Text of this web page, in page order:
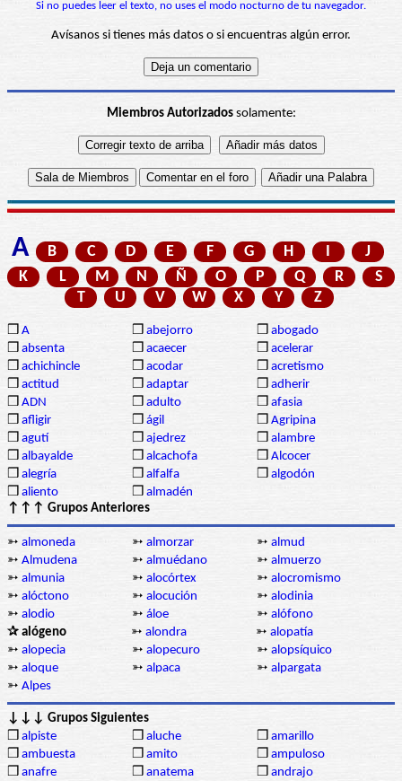
Si no puedes leer el texto, no uses el modo nocturno de tu navegador.
Avísanos si tienes más datos o si encuentras algún error.
Miembros Autorizadossolamente:
A B C D E F G H I
J
K
L M N Ñ O P Q R
S
T
U V W X Y Z
❒ A ❒ abejorro ❒ abogado
❒ absenta ❒ acaecer ❒ acelerar
❒ achichincle ❒ acodar ❒ acretismo
❒ actitud ❒ adaptar ❒ adherir
❒ ADN ❒ adulto ❒ afasia
❒ afligir ❒ ágil ❒ Agripina
❒ agutí ❒ ajedrez ❒ alambre
❒ albayalde ❒ alcachofa ❒ Alcocer
❒ alegría ❒ alfalfa ❒ algodón
❒ aliento ❒ almadén
↑↑↑ Grupos Anteriores
➳ almoneda ➳ almorzar ➳ almud
➳ Almudena ➳ almuédano ➳ almuerzo
➳ almunia ➳ alocórtex ➳ alocromismo
➳ alóctono ➳ alocución ➳ alodinia
➳ alodio ➳ áloe ➳ alófono
✰ alógeno
➳ alondra ➳ alopatía
➳ alopecia ➳ alopecuro ➳ alopsíquico
➳ aloque ➳ alpaca ➳ alpargata
➳ Alpes
↓↓↓ Grupos Siguientes
❒ alpiste ❒ aluche ❒ amarillo
❒ ambuesta ❒ amito ❒ ampuloso
❒ anafre ❒ anatema ❒ andrajo